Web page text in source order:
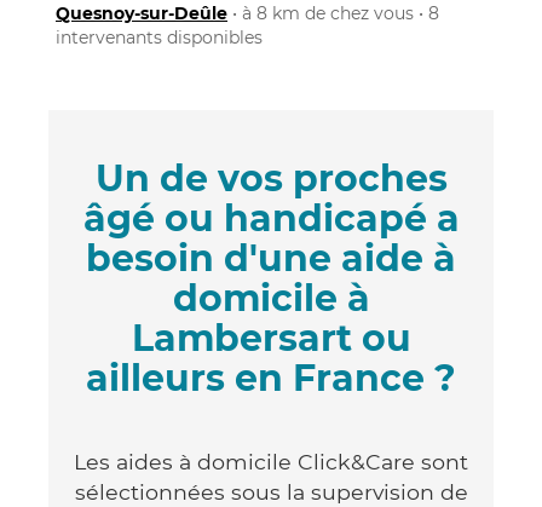
Quesnoy-sur-Deûle • à 8 km de chez vous • 8
intervenants disponibles
Un de vos proches
âgé ou handicapé a
besoin d'une aide à
domicile à
Lambersart ou
ailleurs en France ?
Les aides à domicile Click&Care sont
sélectionnées sous la supervision de